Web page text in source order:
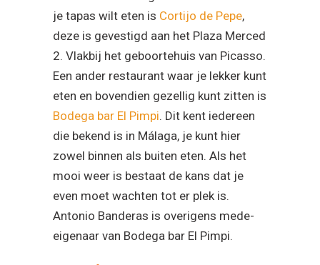
eten en bovendien gezellig kunt zitten is
Bodega bar El Pimpi
. Dit kent iedereen
die bekend is in Málaga, je kunt hier
zowel binnen als buiten eten. Als het
mooi weer is bestaat de kans dat je
even moet wachten tot er plek is.
Antonio Banderas is overigens mede-
eigenaar van Bodega bar El Pimpi.
Estadio La Rosaleda